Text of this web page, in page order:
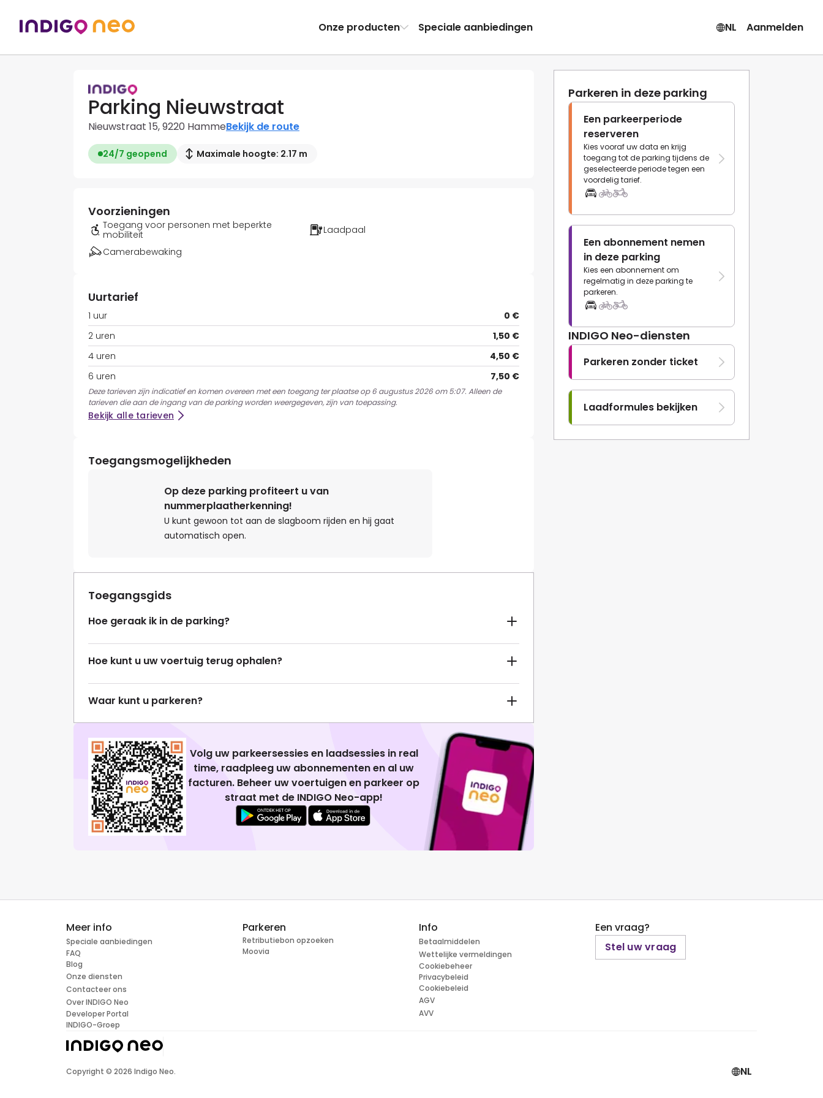
Onze producten Speciale aanbiedingen NL Aanmelden
Parking Nieuwstraat
Nieuwstraat 15, 9220 HammeBekijk de route
24/7 geopend Maximale hoogte: 2.17 m
Parkeren in deze parking
Een parkeerperiode
reserveren
Kies vooraf uw data en krijg
toegang tot de parking tijdens de
geselecteerde periode tegen een
voordelig tarief.
Een abonnement nemen
in deze parking
Kies een abonnement om
regelmatig in deze parking te
parkeren.
INDIGO Neo-diensten
Parkeren zonder ticket
Laadformules bekijken
Voorzieningen
Toegang voor personen met beperkte
mobiliteit
Laadpaal
Camerabewaking
Uurtarief
1 uur
0 €
2 uren
1,50 €
4 uren
4,50 €
6 uren
7,50 €
Deze tarieven zijn indicatief en komen overeen met een toegang ter plaatse op 6 augustus 2026 om 5:07. Alleen de
tarieven die aan de ingang van de parking worden weergegeven, zijn van toepassing.
Bekijk alle tarieven
Toegangsmogelijkheden
Op deze parking profiteert u van
nummerplaatherkenning!
U kunt gewoon tot aan de slagboom rijden en hij gaat
automatisch open.
Toegangsgids
Hoe geraak ik in de parking?
Hoe kunt u uw voertuig terug ophalen?
Waar kunt u parkeren?
Volg uw parkeersessies en laadsessies in real
time, raadpleeg uw abonnementen en al uw
facturen. Beheer uw voertuigen en parkeer op
straat met de INDIGO Neo-app!
Meer info
Speciale aanbiedingen
FAQ
Blog
Onze diensten
Contacteer ons
Over INDIGO Neo
Developer Portal
INDIGO-Groep
Parkeren
Retributiebon opzoeken
Moovia
Info
Betaalmiddelen
Wettelijke vermeldingen
Cookiebeheer
Privacybeleid
Cookiebeleid
AGV
AVV
Een vraag?
Stel uw vraag
Copyright © 2026 Indigo Neo. NL